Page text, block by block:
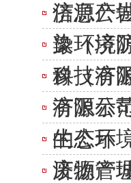
信息公
济源产
染环境
豫（济
科技有
豫（济
有限公
济源示
的公示
生态环
废物管
济源产